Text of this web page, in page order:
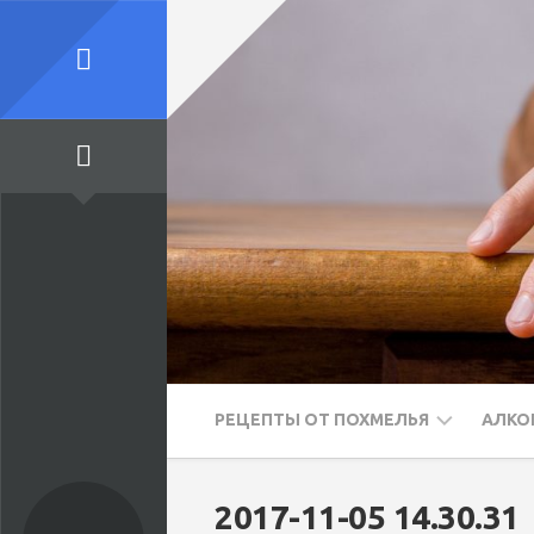
content
РЕЦЕПТЫ ОТ ПОХМЕЛЬЯ
БЛЮДА
2017-11-05 14.30.31